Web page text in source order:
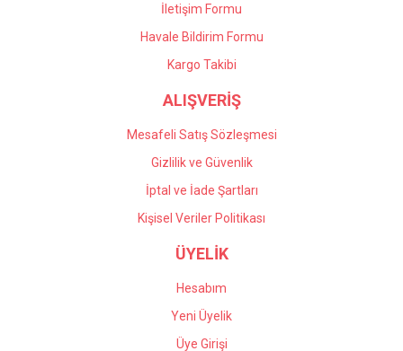
Gönder
İletişim Formu
Havale Bildirim Formu
Kargo Takibi
ALIŞVERİŞ
Mesafeli Satış Sözleşmesi
Gizlilik ve Güvenlik
İptal ve İade Şartları
Kişisel Veriler Politikası
ÜYELİK
Hesabım
Yeni Üyelik
Üye Girişi